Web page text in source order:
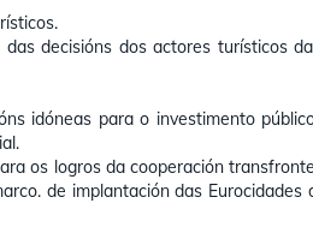
decisións dos actores turísticos
idóneas para o investimento
os logros da cooperación
de implantación das Eurocidades